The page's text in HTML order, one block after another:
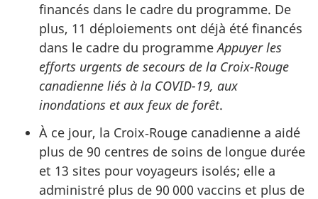
financés dans le cadre du programme. De
plus, 11 déploiements ont déjà été financés
dans le cadre du programmeAppuyer les
efforts urgents de secours de la Croix-Rouge
canadienne liés à la COVID-19, aux
inondations et aux feux de forêt.
À ce jour, la Croix‑Rouge canadienne a aidé
plus de 90 centres de soins de longue durée
et 13 sites pour voyageurs isolés; elle a
administré plus de 90 000 vaccins et plus de